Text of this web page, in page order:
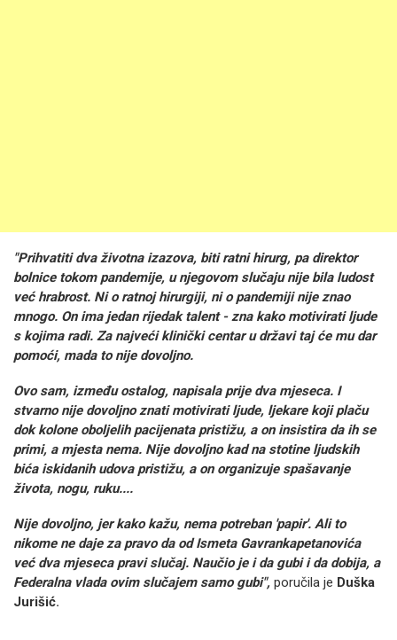
"Prihvatiti dva životna izazova, biti ratni hirurg, pa direktor
bolnice tokom pandemije, u njegovom slučaju nije bila ludost
već hrabrost. Ni o ratnoj hirurgiji, ni o pandemiji nije znao
mnogo. On ima jedan rijedak talent - zna kako motivirati ljude
s kojima radi. Za najveći klinički centar u državi taj će mu dar
pomoći, mada to nije dovoljno.
Ovo sam, između ostalog, napisala prije dva mjeseca. I
stvarno nije dovoljno znati motivirati ljude, ljekare koji plaču
dok kolone oboljelih pacijenata pristižu, a on insistira da ih se
primi, a mjesta nema. Nije dovoljno kad na stotine ljudskih
bića iskidanih udova pristižu, a on organizuje spašavanje
života, nogu, ruku....
Nije dovoljno, jer kako kažu, nema potreban 'papir'. Ali to
nikome ne daje za pravo da od Ismeta Gavrankapetanovića
već dva mjeseca pravi slučaj. Naučio je i da gubi i da dobija, a
Federalna vlada ovim slučajem samo gubi", poručila je Duška
Jurišić.